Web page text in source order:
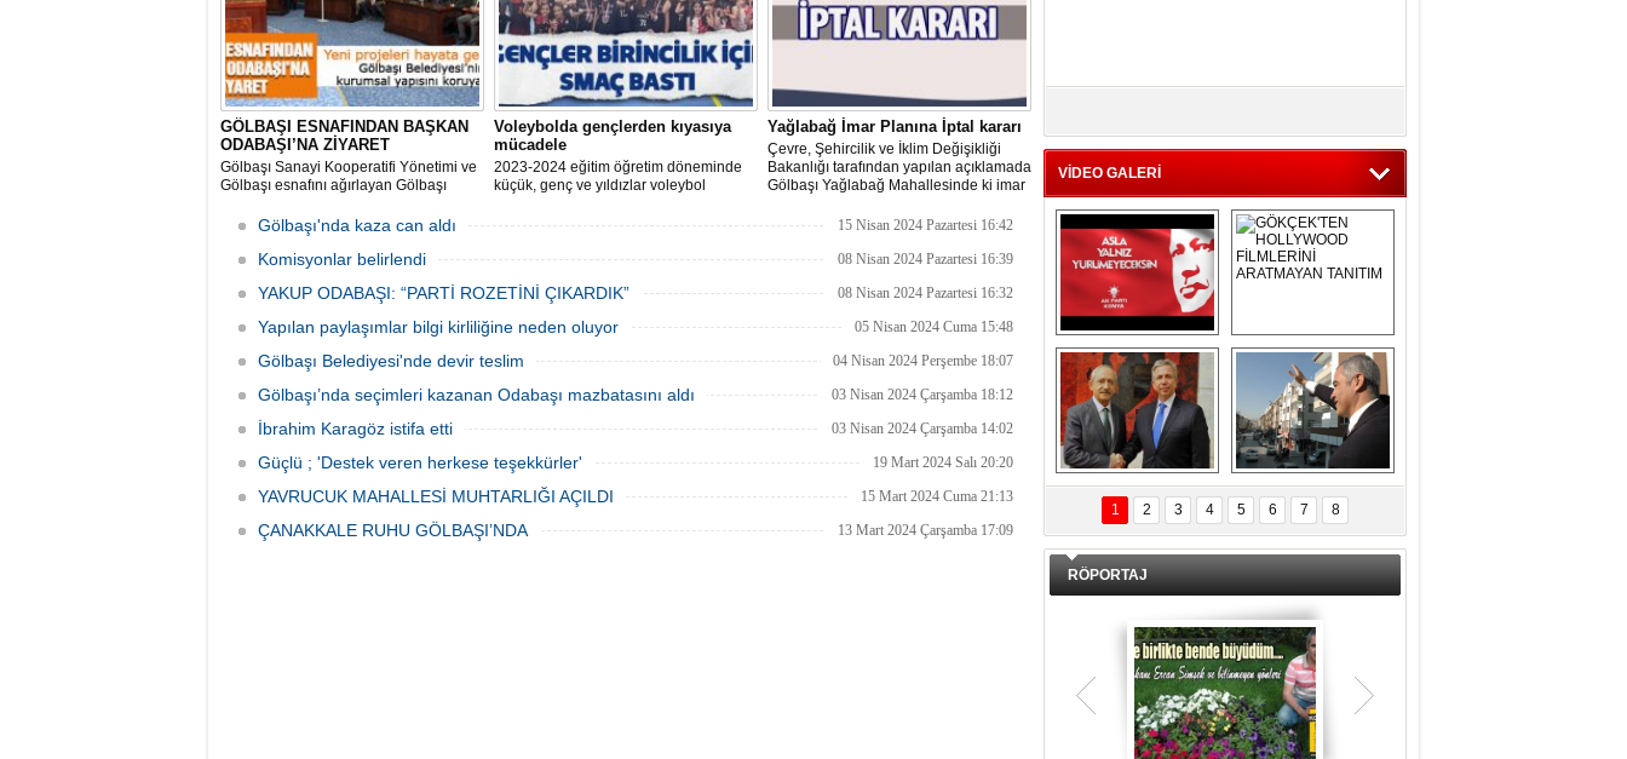
GÖLBAŞI ESNAFINDAN BAŞKAN
ODABAŞI’NA ZİYARET
Gölbaşı Sanayi Kooperatifi Yönetimi ve
Gölbaşı esnafını ağırlayan Gölbaşı
istişare ile yöneteceklerini belirterek
“Yeni projeleri hayata geçireceğiz.
Gölbaşı’mızın daha yaşanabilir, daha
Voleybolda gençlerden kıyasıya
mücadele
2023-2024 eğitim öğretim döneminde
küçük, genç ve yıldızlar voleybol
Yağlabağ İmar Planına İptal kararı
Çevre, Şehircilik ve İklim Değişikliği
Bakanlığı tarafından yapılan açıklamada
Gölbaşı Yağlabağ Mahallesinde ki imar
Gölbaşı'nda kaza can aldı 15 Nisan 2024 Pazartesi 16:42
Komisyonlar belirlendi 08 Nisan 2024 Pazartesi 16:39
YAKUP ODABAŞI: “PARTİ ROZETİNİ ÇIKARDIK” 08 Nisan 2024 Pazartesi 16:32
Yapılan paylaşımlar bilgi kirliliğine neden oluyor 05 Nisan 2024 Cuma 15:48
Gölbaşı Belediyesi'nde devir teslim 04 Nisan 2024 Perşembe 18:07
Gölbaşı’nda seçimleri kazanan Odabaşı mazbatasını aldı 03 Nisan 2024 Çarşamba 18:12
İbrahim Karagöz istifa etti 03 Nisan 2024 Çarşamba 14:02
Güçlü ; 'Destek veren herkese teşekkürler' 19 Mart 2024 Salı 20:20
YAVRUCUK MAHALLESİ MUHTARLIĞI AÇILDI 15 Mart 2024 Cuma 21:13
ÇANAKKALE RUHU GÖLBAŞI’NDA 13 Mart 2024 Çarşamba 17:09
VİDEO GALERİ
Asla Yalnız
Yürümeyeceksin
Uzun Adam
GÖKÇEK'TEN
HOLLYWOOD
FİLMLERİNİ
ARATMAYAN
TANITIM
DAL İÇERİ ZÜBÜK!
ERCAN ŞİMŞEK
GÖLBAŞI'NDA
KASIRGA ETKİSİ
YARATTI !
1 2 3 4 5 6 7 8
RÖPORTAJ
Teşrik tekbiri nedir? Ne anlama gelir?